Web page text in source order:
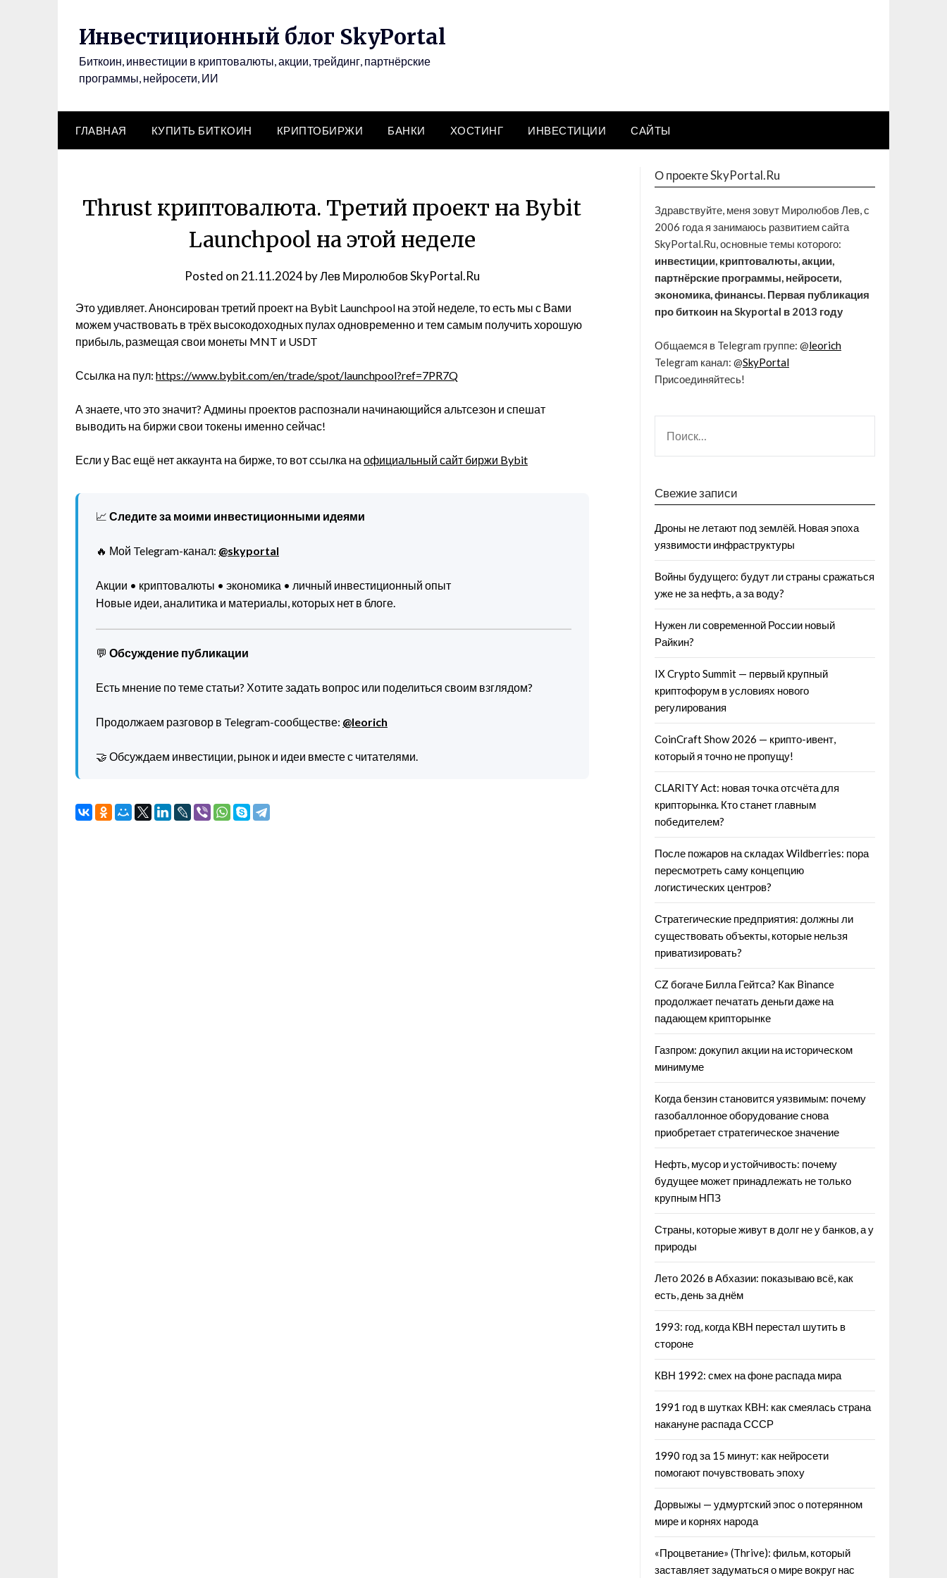
Инвестиционный блог SkyPortal
Биткоин, инвестиции в криптовалюты, акции, трейдинг, партнёрские
программы, нейросети, ИИ
ГЛАВНАЯ КУПИТЬ БИТКОИН КРИПТОБИРЖИ БАНКИ ХОСТИНГ ИНВЕСТИЦИИ САЙТЫ
Thrust криптовалюта. Третий проект на Bybit
Launchpool на этой неделе
Posted on 21.11.2024byЛев Миролюбов SkyPortal.Ru
Это удивляет. Анонсирован третий проект на Bybit Launchpool на этой неделе, то есть мы с Вами
можем участвовать в трёх высокодоходных пулах одновременно и тем самым получить хорошую
прибыль, размещая свои монеты MNT и USDT
Ссылка на пул: https://www.bybit.com/en/trade/spot/launchpool?ref=7PR7Q
А знаете, что это значит? Админы проектов распознали начинающийся альтсезон и спешат
выводить на биржи свои токены именно сейчас!
Если у Вас ещё нет аккаунта на бирже, то вот ссылка на официальный сайт биржи Bybit
📈 Следите за моими инвестиционными идеями
🔥 Мой Telegram-канал: @skyportal
Акции • криптовалюты • экономика • личный инвестиционный опыт
Новые идеи, аналитика и материалы, которых нет в блоге.
💬 Обсуждение публикации
Есть мнение по теме статьи? Хотите задать вопрос или поделиться своим взглядом?
Продолжаем разговор в Telegram-сообществе: @leorich
🤝 Обсуждаем инвестиции, рынок и идеи вместе с читателями.
О проекте SkyPortal.Ru
Здравствуйте, меня зовут Миролюбов Лев, с
2006 года я занимаюсь развитием сайта
SkyPortal.Ru, основные темы которого:
инвестиции, криптовалюты, акции,
партнёрские программы, нейросети,
экономика, финансы. Первая публикация
про биткоин на Skyportal в 2013 году
Общаемся в Telegram группе: @leorich
Telegram канал: @SkyPortal
Присоединяйтесь!
Свежие записи
Дроны не летают под землёй. Новая эпоха
уязвимости инфраструктуры
Войны будущего: будут ли страны сражаться
уже не за нефть, а за воду?
Нужен ли современной России новый
Райкин?
IX Crypto Summit — первый крупный
криптофорум в условиях нового
регулирования
CoinCraft Show 2026 — крипто-ивент,
который я точно не пропущу!
CLARITY Act: новая точка отсчёта для
крипторынка. Кто станет главным
победителем?
После пожаров на складах Wildberries: пора
пересмотреть саму концепцию
логистических центров?
Стратегические предприятия: должны ли
существовать объекты, которые нельзя
приватизировать?
CZ богаче Билла Гейтса? Как Binance
продолжает печатать деньги даже на
падающем крипторынке
Газпром: докупил акции на историческом
минимуме
Когда бензин становится уязвимым: почему
газобаллонное оборудование снова
приобретает стратегическое значение
Нефть, мусор и устойчивость: почему
будущее может принадлежать не только
крупным НПЗ
Страны, которые живут в долг не у банков, а у
природы
Лето 2026 в Абхазии: показываю всё, как
есть, день за днём
1993: год, когда КВН перестал шутить в
стороне
КВН 1992: смех на фоне распада мира
1991 год в шутках КВН: как смеялась страна
накануне распада СССР
1990 год за 15 минут: как нейросети
помогают почувствовать эпоху
Дорвыжы — удмуртский эпос о потерянном
мире и корнях народа
«Процветание» (Thrive): фильм, который
заставляет задуматься о мире вокруг нас